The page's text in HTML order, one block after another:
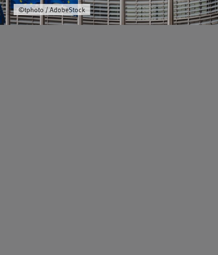
Über uns
©tphoto / AdobeStock